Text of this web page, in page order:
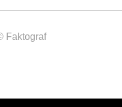
Faktograf